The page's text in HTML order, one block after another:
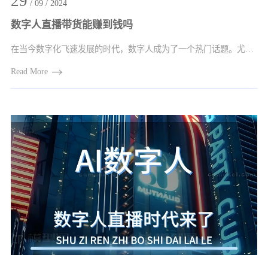
/ 09 / 2024
数字人直播带货能赚到钱吗
在当今数字化飞速发展的时代，数字人成为了一个热门话题。尤其是在直播带货领域，数字···
Read More